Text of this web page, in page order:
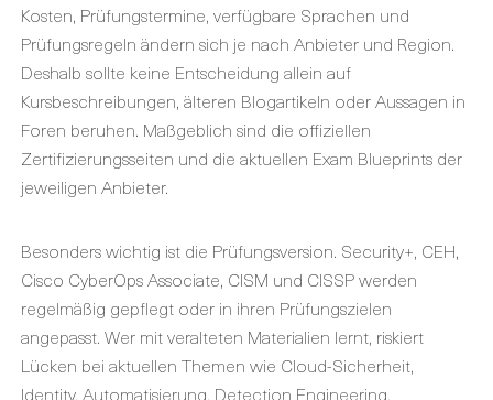
Kosten, Prüfungstermine, verfügbare Sprachen und
Prüfungsregeln ändern sich je nach Anbieter und Region.
Deshalb sollte keine Entscheidung allein auf
Kursbeschreibungen, älteren Blogartikeln oder Aussagen in
Foren beruhen. Maßgeblich sind die offiziellen
Zertifizierungsseiten und die aktuellen Exam Blueprints der
jeweiligen Anbieter.
Besonders wichtig ist die Prüfungsversion. Security+, CEH,
Cisco CyberOps Associate, CISM und CISSP werden
regelmäßig gepflegt oder in ihren Prüfungszielen
angepasst. Wer mit veralteten Materialien lernt, riskiert
Lücken bei aktuellen Themen wie Cloud-Sicherheit,
Identity, Automatisierung, Detection Engineering,